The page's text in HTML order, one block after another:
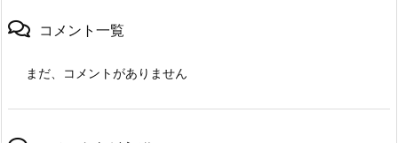
コメント一覧
まだ、コメントがありません